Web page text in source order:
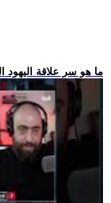
.. ما هو سر علاقة اليهود